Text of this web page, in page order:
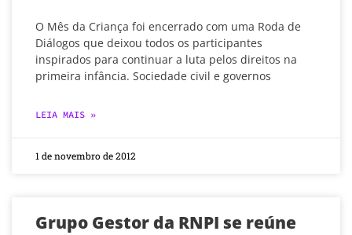
O Mês da Criança foi encerrado com uma Roda de
Diálogos que deixou todos os participantes
inspirados para continuar a luta pelos direitos na
primeira infância. Sociedade civil e governos
LEIA MAIS »
1 de novembro de 2012
Grupo Gestor da RNPI se reúne